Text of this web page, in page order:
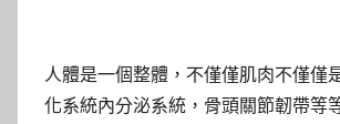
人體是一個整體，不僅僅肌肉不僅僅
化系統內分泌系統，骨頭關節韌帶等